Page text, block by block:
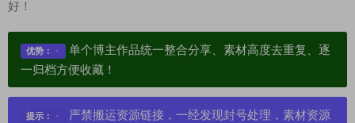
好！
优势：
单个博主作品统一整合分享、素材高度去重复、逐
一归档方便收藏！
提示：
严禁搬运资源链接，一经发现封号处理，素材资源